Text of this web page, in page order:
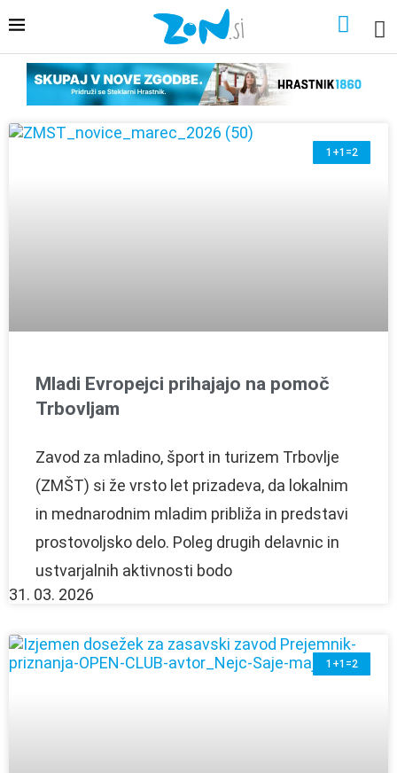
1+1=2
Mladi Evropejci prihajajo na pomoč
Trbovljam
Zavod za mladino, šport in turizem Trbovlje
(ZMŠT) si že vrsto let prizadeva, da lokalnim
in mednarodnim mladim približa in predstavi
prostovoljsko delo. Poleg drugih delavnic in
ustvarjalnih aktivnosti bodo
31. 03. 2026
1+1=2